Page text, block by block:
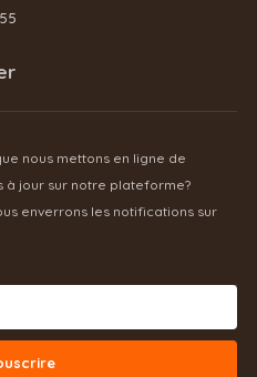
nous mettons en ligne de
à jour sur notre plateforme?
enverrons les notifications sur